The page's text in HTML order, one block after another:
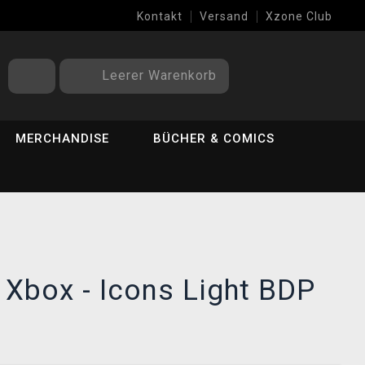
Kontakt Versand Xzone Club
Leerer Warenkorb
MERCHANDISE BÜCHER & COMICS
- Icons Light BDP